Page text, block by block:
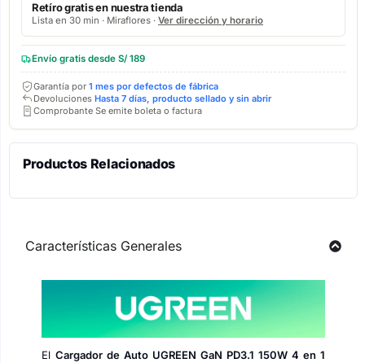
Retíro gratis en nuestra tienda
Lista en 30 min · Miraflores · Ver dirección y horario
Envío gratis desde S/ 189
Garantía por 1 mes por defectos de fábrica
Devoluciones Hasta 7 días, producto sellado y sin abrir
Comprobante Se emite boleta o factura
Productos Relacionados
Características Generales
El Cargador de Auto UGREEN GaN PD3.1 150W 4 en 1